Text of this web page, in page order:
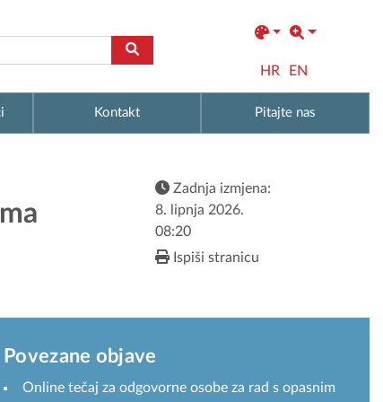
HR EN
Kontakt Pitajte nas
Zadnja izmjena:
8. lipnja 2026.
08:20
Ispiši stranicu
Povezane objave
Online tečaj za odgovorne osobe za rad s opasnim